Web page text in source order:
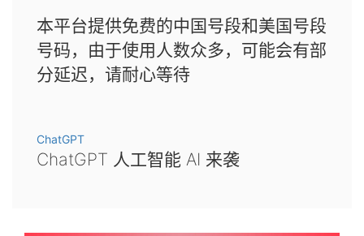
本平台提供免费的中国号段和美国号段
号码，由于使用人数众多，可能会有部
分延迟，请耐心等待
ChatGPT
ChatGPT 人工智能 AI 来袭